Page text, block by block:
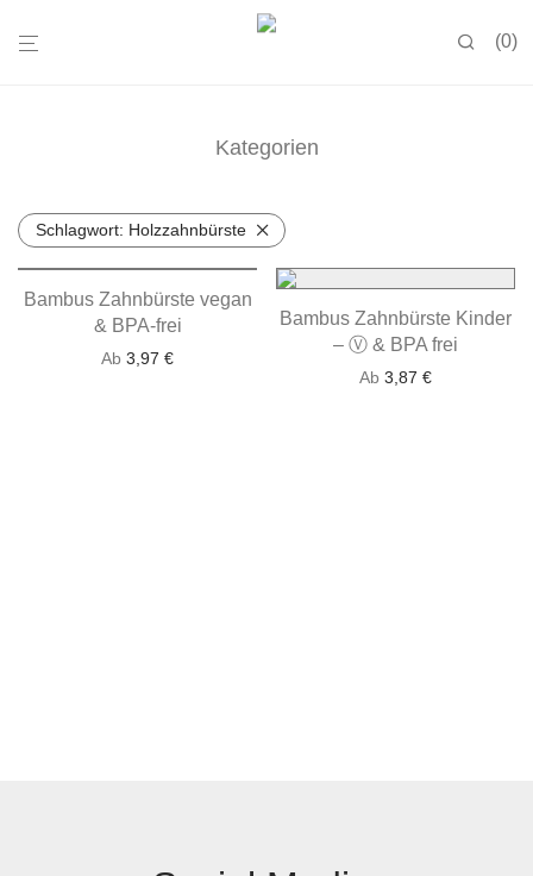
0
Kategorien
Schlagwort: Holzzahnbürste
Bambus Zahnbürste vegan
& BPA-frei
Ab 3,97 €
Bambus Zahnbürste Kinder
– Ⓥ & BPA frei
Ab 3,87 €